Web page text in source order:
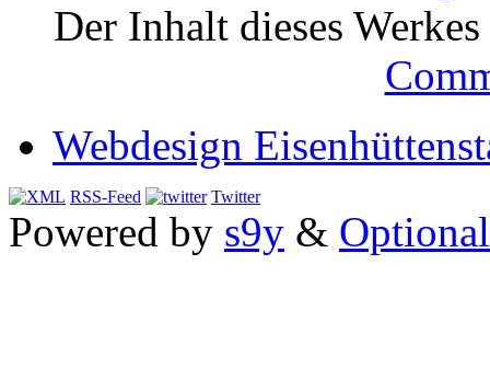
Der Inhalt dieses
Webdesign
RSS-Feed Twitter
Powered by s9y &